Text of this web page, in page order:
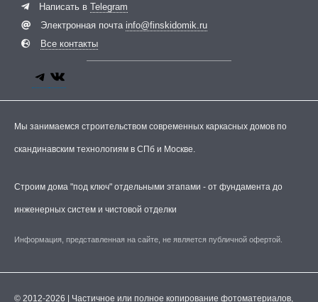
Написать в Telegram
Электронная почта info@finskidomik.ru
Все контакты
Мы занимаемся строительством современных каркасных домов по
скандинавским технологиям в СПб и Москве.
Строим дома "под ключ" отдельными этапами - от фундамента до
инженерных систем и чистовой отделки
Информация, представленная на сайте, не является публичной офертой.
© 2012-2026 | Частичное или полное копирование фотоматериалов,